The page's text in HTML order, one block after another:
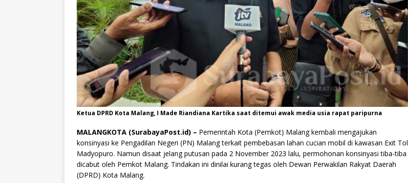
Ketua DPRD Kota Malang, I Made Riandiana Kartika saat ditemui awak media usia rapat paripurna
MALANGKOTA (SurabayaPost.id) – Pemerintah Kota (Pemkot) Malang kembali mengajukan
konsinyasi ke Pengadilan Negeri (PN) Malang terkait pembebasan lahan cucian mobil di kawasan Exit Tol
Madyopuro. Namun disaat jelang putusan pada 2 November 2023 lalu, permohonan konsinyasi tiba-tiba
dicabut oleh Pemkot Malang. Tindakan ini dinilai kurang tegas oleh Dewan Perwakilan Rakyat Daerah
(DPRD) Kota Malang.